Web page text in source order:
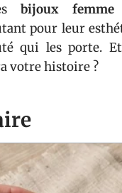
bijoux femme
pour leur
qui les porte.
votre histoire ?